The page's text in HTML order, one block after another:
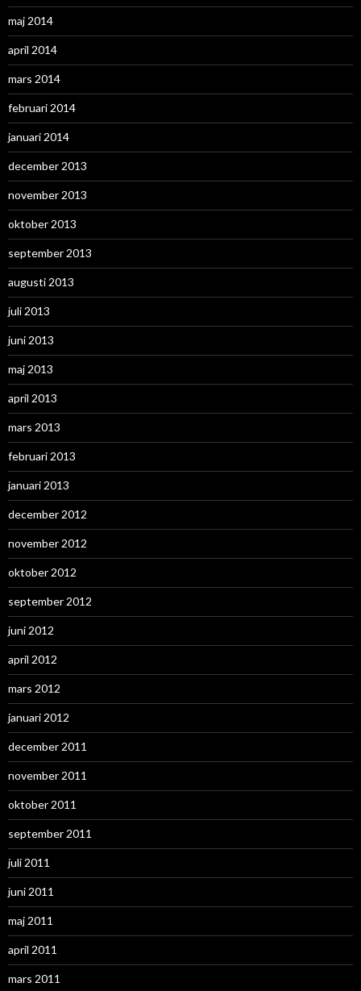
maj 2014
april 2014
mars 2014
februari 2014
januari 2014
december 2013
november 2013
oktober 2013
september 2013
augusti 2013
juli 2013
juni 2013
maj 2013
april 2013
mars 2013
februari 2013
januari 2013
december 2012
november 2012
oktober 2012
september 2012
juni 2012
april 2012
mars 2012
januari 2012
december 2011
november 2011
oktober 2011
september 2011
juli 2011
juni 2011
maj 2011
april 2011
mars 2011